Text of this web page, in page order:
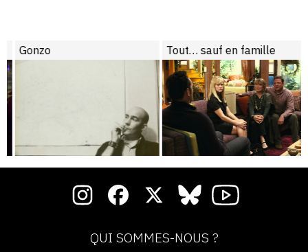
Gonzo Tout… sauf en famille
QUI SOMMES-NOUS ?